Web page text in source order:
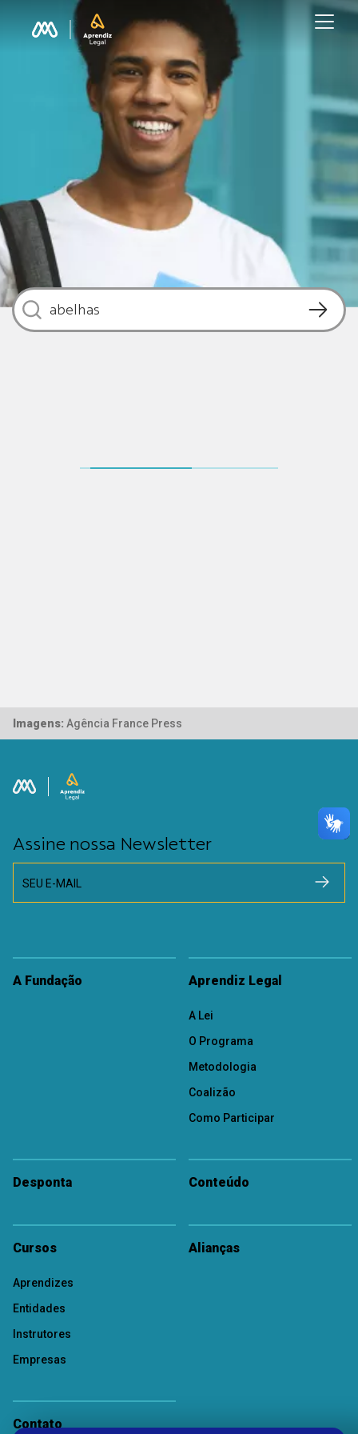
Imagens: Agência France Press
Assine nossa Newsletter
SEU E-MAIL
A Fundação Aprendiz Legal
A Lei
O Programa
Metodologia
Coalizão
Como Participar
Desponta Conteúdo
Cursos
Aprendizes
Entidades
Instrutores
Empresas
Alianças
Contato